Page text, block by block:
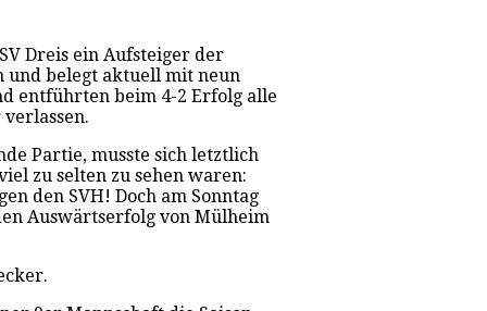
Dreis ein Aufsteiger der
und belegt aktuell mit neun
entführten beim 4-2 Erfolg alle
Partie, musste sich letztlich
zu selten zu sehen waren:
den SVH! Doch am Sonntag
Auswärtserfolg von Mülheim